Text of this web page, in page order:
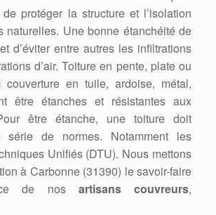
protéger la structure et l’isolation
naturelles. Une bonne étanchéité de
d’éviter entre autres les infiltrations
d’air. Toiture en pente, plate ou
couverture en tuile, ardoise, métal,
être étanches et résistantes aux
être étanche, une toiture doit
série de normes. Notamment les
Unifiés (DTU). Nous mettons
à Carbonne (31390) le savoir-faire
de nos artisans couvreurs,